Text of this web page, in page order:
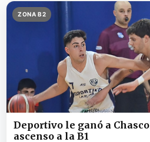
ZONA B2
Deportivo le ganó a
ascenso a la B1